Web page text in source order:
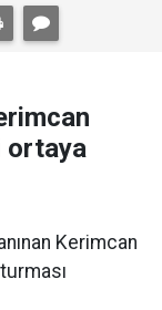
ortaya
Kerimcan